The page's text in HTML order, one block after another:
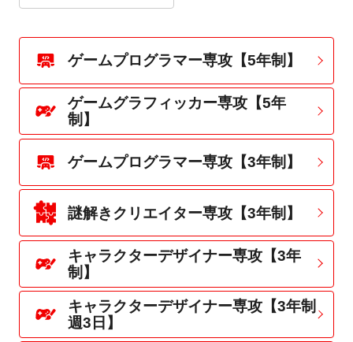
ゲームプログラマー専攻【5年制】
ゲームグラフィッカー専攻【5年
制】
ゲームプログラマー専攻【3年制】
謎解きクリエイター専攻【3年制】
キャラクターデザイナー専攻【3年
制】
キャラクターデザイナー専攻【3年制
週3日】